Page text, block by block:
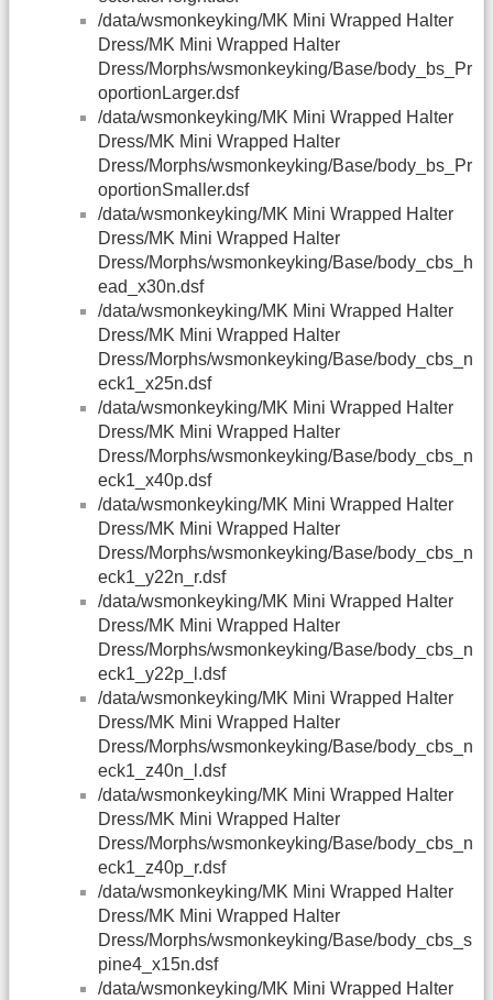
/data/wsmonkeyking/MK Mini Wrapped Halter
Dress/MK Mini Wrapped Halter
Dress/Morphs/wsmonkeyking/Base/body_bs_Pr
oportionLarger.dsf
/data/wsmonkeyking/MK Mini Wrapped Halter
Dress/MK Mini Wrapped Halter
Dress/Morphs/wsmonkeyking/Base/body_bs_Pr
oportionSmaller.dsf
/data/wsmonkeyking/MK Mini Wrapped Halter
Dress/MK Mini Wrapped Halter
Dress/Morphs/wsmonkeyking/Base/body_cbs_h
ead_x30n.dsf
/data/wsmonkeyking/MK Mini Wrapped Halter
Dress/MK Mini Wrapped Halter
Dress/Morphs/wsmonkeyking/Base/body_cbs_n
eck1_x25n.dsf
/data/wsmonkeyking/MK Mini Wrapped Halter
Dress/MK Mini Wrapped Halter
Dress/Morphs/wsmonkeyking/Base/body_cbs_n
eck1_x40p.dsf
/data/wsmonkeyking/MK Mini Wrapped Halter
Dress/MK Mini Wrapped Halter
Dress/Morphs/wsmonkeyking/Base/body_cbs_n
eck1_y22n_r.dsf
/data/wsmonkeyking/MK Mini Wrapped Halter
Dress/MK Mini Wrapped Halter
Dress/Morphs/wsmonkeyking/Base/body_cbs_n
eck1_y22p_l.dsf
/data/wsmonkeyking/MK Mini Wrapped Halter
Dress/MK Mini Wrapped Halter
Dress/Morphs/wsmonkeyking/Base/body_cbs_n
eck1_z40n_l.dsf
/data/wsmonkeyking/MK Mini Wrapped Halter
Dress/MK Mini Wrapped Halter
Dress/Morphs/wsmonkeyking/Base/body_cbs_n
eck1_z40p_r.dsf
/data/wsmonkeyking/MK Mini Wrapped Halter
Dress/MK Mini Wrapped Halter
Dress/Morphs/wsmonkeyking/Base/body_cbs_s
pine4_x15n.dsf
/data/wsmonkeyking/MK Mini Wrapped Halter